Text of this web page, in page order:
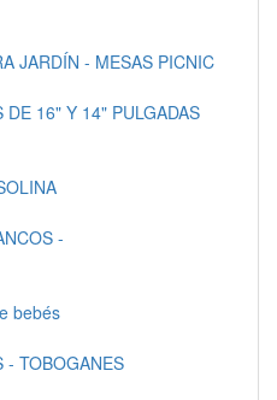
JARDÍN - MESAS PICNIC
DE 16" Y 14" PULGADAS
-
bebés
- TOBOGANES